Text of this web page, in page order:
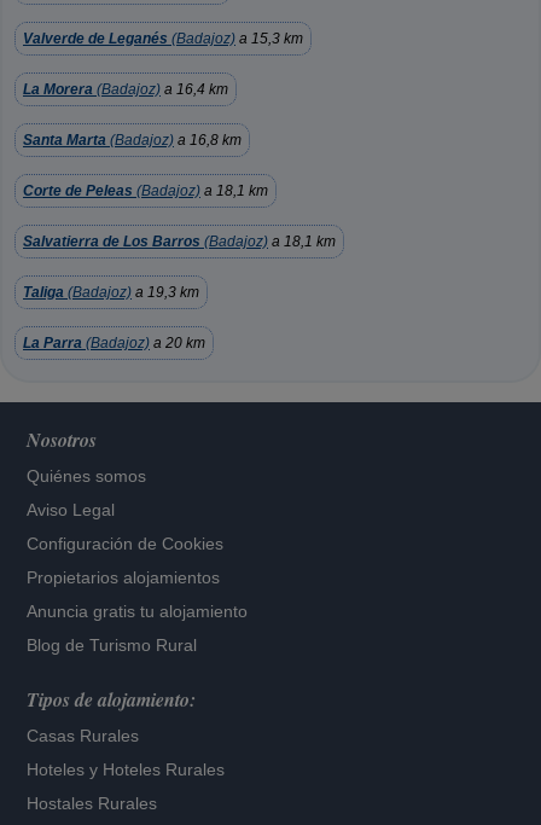
Valverde de Leganés (Badajoz) a 15,3 km
La Morera (Badajoz) a 16,4 km
Santa Marta (Badajoz) a 16,8 km
Corte de Peleas (Badajoz) a 18,1 km
Salvatierra de Los Barros (Badajoz) a 18,1 km
Taliga (Badajoz) a 19,3 km
La Parra (Badajoz) a 20 km
Nosotros
Quiénes somos
Aviso Legal
Configuración de Cookies
Propietarios alojamientos
Anuncia gratis tu alojamiento
Blog de Turismo Rural
Tipos de alojamiento:
Casas Rurales
Hoteles y Hoteles Rurales
Hostales Rurales